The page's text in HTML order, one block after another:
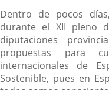
Dentro de pocos
durante el XII pleno
diputaciones
propuestas para
internacionales de
Sostenible, pues en